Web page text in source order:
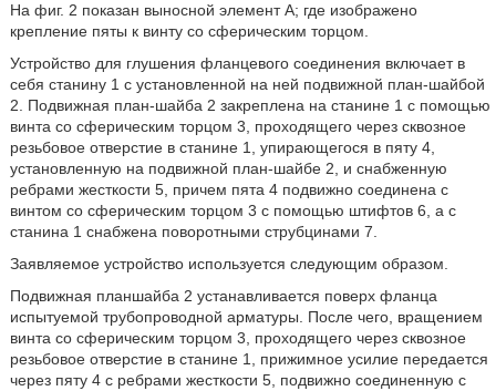
На фиг. 2 показан выносной элемент А; где изображено
крепление пяты к винту со сферическим торцом.
Устройство для глушения фланцевого соединения включает в
себя станину 1 с установленной на ней подвижной план-шайбой
2. Подвижная план-шайба 2 закреплена на станине 1 с помощью
винта со сферическим торцом 3, проходящего через сквозное
резьбовое отверстие в станине 1, упирающегося в пяту 4,
установленную на подвижной план-шайбе 2, и снабженную
ребрами жесткости 5, причем пята 4 подвижно соединена с
винтом со сферическим торцом 3 с помощью штифтов 6, а с
станина 1 снабжена поворотными струбцинами 7.
Заявляемое устройство используется следующим образом.
Подвижная планшайба 2 устанавливается поверх фланца
испытуемой трубопроводной арматуры. После чего, вращением
винта со сферическим торцом 3, проходящего через сквозное
резьбовое отверстие в станине 1, прижимное усилие передается
через пяту 4 с ребрами жесткости 5, подвижно соединенную с